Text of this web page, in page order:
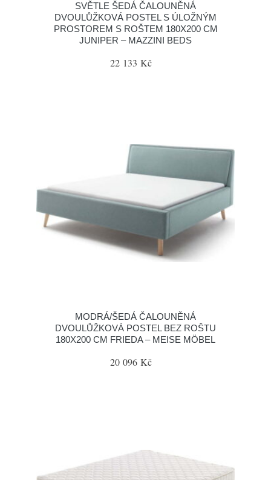
SVĚTLE ŠEDÁ ČALOUNĚNÁ
DVOULŮŽKOVÁ POSTEL S ÚLOŽNÝM
PROSTOREM S ROŠTEM 180X200 CM
JUNIPER – MAZZINI BEDS
22 133 Kč
MODRÁ/ŠEDÁ ČALOUNĚNÁ
DVOULŮŽKOVÁ POSTEL BEZ ROŠTU
180X200 CM FRIEDA – MEISE MÖBEL
20 096 Kč